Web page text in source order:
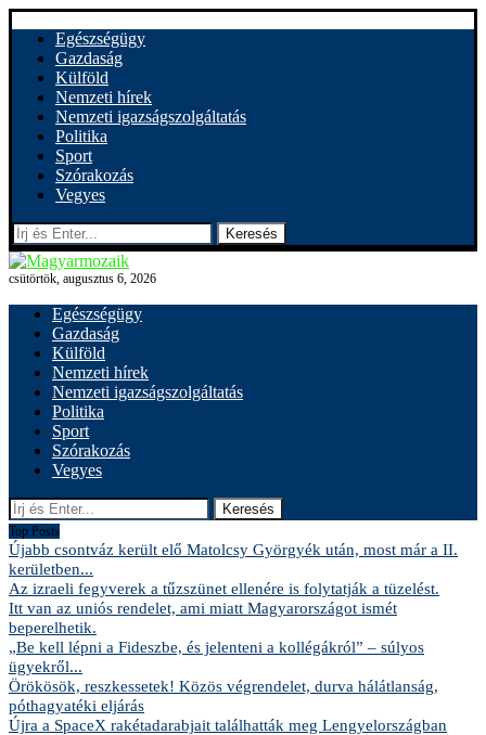
Egészségügy
Gazdaság
Külföld
Nemzeti hírek
Nemzeti igazságszolgáltatás
Politika
Sport
Szórakozás
Vegyes
Keresés
csütörtök, augusztus 6, 2026
Egészségügy
Gazdaság
Külföld
Nemzeti hírek
Nemzeti igazságszolgáltatás
Politika
Sport
Szórakozás
Vegyes
Keresés
Top Posts
Újabb csontváz került elő Matolcsy Györgyék után, most már a II.
kerületben...
Az izraeli fegyverek a tűzszünet ellenére is folytatják a tüzelést.
Itt van az uniós rendelet, ami miatt Magyarországot ismét
beperelhetik.
„Be kell lépni a Fideszbe, és jelenteni a kollégákról” – súlyos
ügyekről...
Örökösök, reszkessetek! Közös végrendelet, durva hálátlanság,
póthagyatéki eljárás
Újra a SpaceX rakétadarabjait találhatták meg Lengyelországban